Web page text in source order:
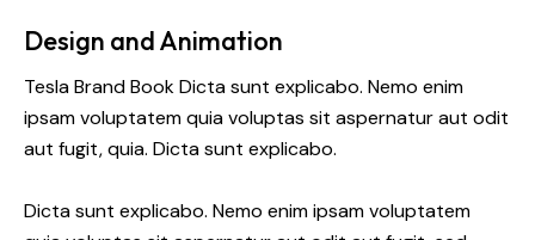
Design and Animation
Tesla Brand Book Dicta sunt explicabo. Nemo enim
ipsam voluptatem quia voluptas sit aspernatur aut odit
aut fugit, quia. Dicta sunt explicabo.
Dicta sunt explicabo. Nemo enim ipsam voluptatem